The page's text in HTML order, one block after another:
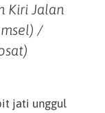
Kiri Jalan
/
jati unggul